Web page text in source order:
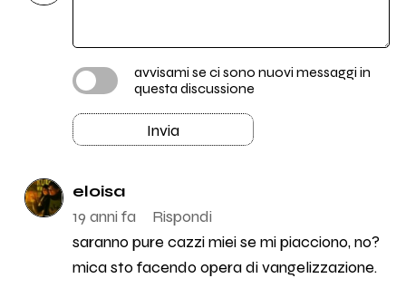
avvisami se ci sono nuovi messaggi in
questa discussione
Invia
eloisa
19 anni fa
Rispondi
saranno pure cazzi miei se mi piacciono, no?
mica sto facendo opera di vangelizzazione.